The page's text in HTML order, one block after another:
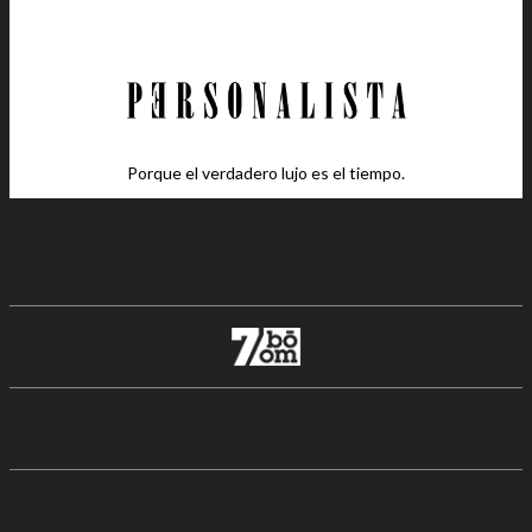
Porque el verdadero lujo es el tiempo.